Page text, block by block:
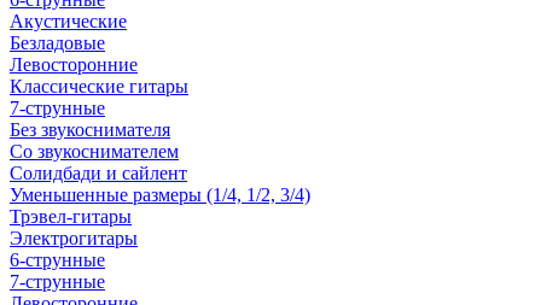
Акустические
Безладовые
Левосторонние
Классические гитары
7-струнные
Без звукоснимателя
Со звукоснимателем
Солидбади и сайлент
Уменьшенные размеры (1/4, 1/2, 3/4)
Трэвел-гитары
Электрогитары
6-струнные
7-струнные